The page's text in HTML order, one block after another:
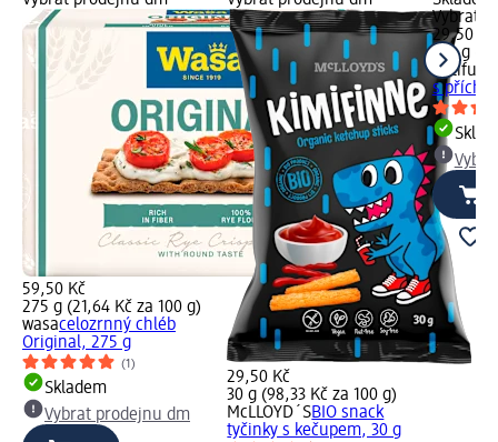
59,50 Kč
275 g (21,64 Kč za 100 g)
wasacelozrnný chléb
Original, 275 g
(1)
Skladem
Vybrat prodejnu dm
29,50 Kč
30 g (98,33 Kč za 100 g)
McLLOYD´SBIO snack
tyčinky s kečupem, 30 g
Vybrat
29,50 Kč
100 g
Patifu
s